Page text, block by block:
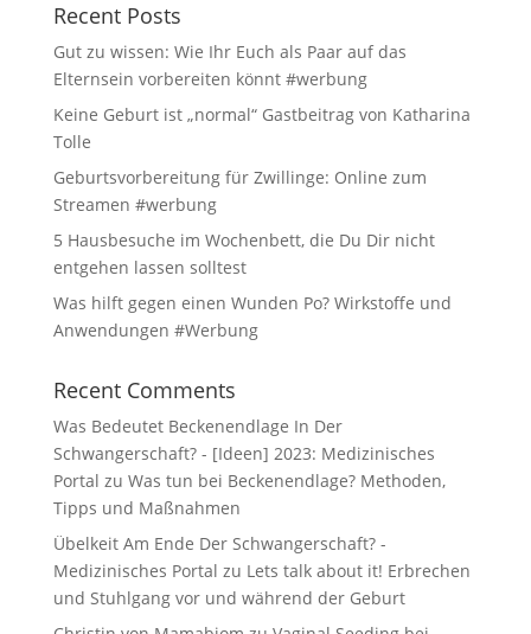
Recent Posts
Gut zu wissen: Wie Ihr Euch als Paar auf das
Elternsein vorbereiten könnt #werbung
Keine Geburt ist „normal“ Gastbeitrag von Katharina
Tolle
Geburtsvorbereitung für Zwillinge: Online zum
Streamen #werbung
5 Hausbesuche im Wochenbett, die Du Dir nicht
entgehen lassen solltest
Was hilft gegen einen Wunden Po? Wirkstoffe und
Anwendungen #Werbung
Recent Comments
Was Bedeutet Beckenendlage In Der
Schwangerschaft? - [Ideen] 2023: Medizinisches
Portal zu Was tun bei Beckenendlage? Methoden,
Tipps und Maßnahmen
Übelkeit Am Ende Der Schwangerschaft? -
Medizinisches Portal zu Lets talk about it! Erbrechen
und Stuhlgang vor und während der Geburt